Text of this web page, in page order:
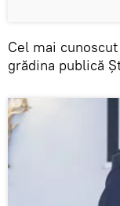
Cel mai
grădina publică